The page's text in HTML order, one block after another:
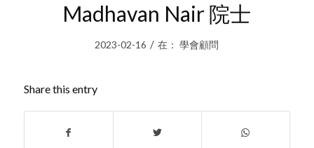
Madhavan Nair 院士
2023-02-16 / 在：學會顧問
Share this entry